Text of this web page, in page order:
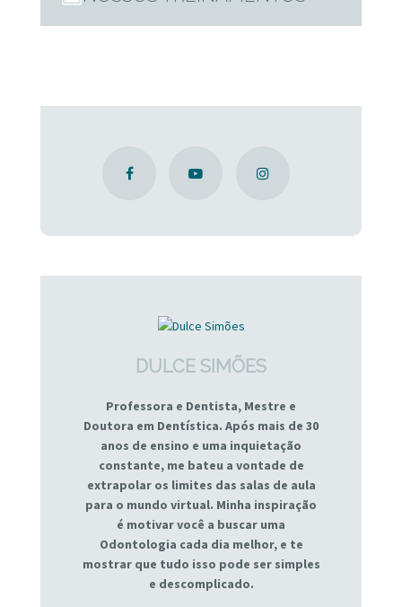
DULCE SIMÕES
Professora e Dentista, Mestre e
Doutora em Dentística. Após mais de 30
anos de ensino e uma inquietação
constante, me bateu a vontade de
extrapolar os limites das salas de aula
para o mundo virtual. Minha inspiração
é motivar você a buscar uma
Odontologia cada dia melhor, e te
mostrar que tudo isso pode ser simples
e descomplicado.